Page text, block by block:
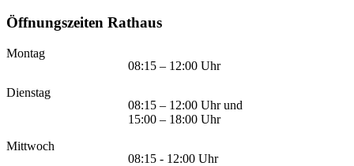
Öffnungszeiten Rathaus
Montag
08:15 – 12:00 Uhr
Dienstag
08:15 – 12:00 Uhr und
15:00 – 18:00 Uhr
Mittwoch
08:15 - 12:00 Uhr